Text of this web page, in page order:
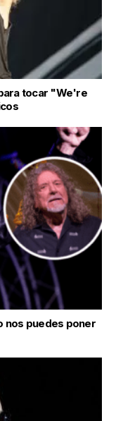
tocar "We're
nos puedes poner